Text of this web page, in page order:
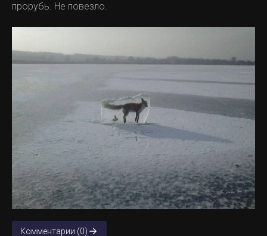
прорубь. Не повезло.
Комментарии (0)